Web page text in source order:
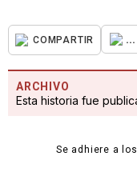
COMPARTIR ...
ARCHIVO
Esta historia fue
Se adhiere a